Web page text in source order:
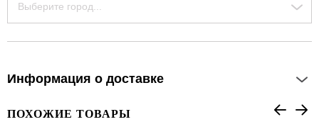
Выберите город...
Информация о доставке
ПОХОЖИЕ ТОВАРЫ